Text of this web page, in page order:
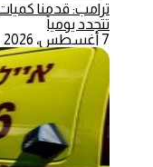
ترامب: قدمنا
تتجدد يومياً
7 أغسطس، 2026